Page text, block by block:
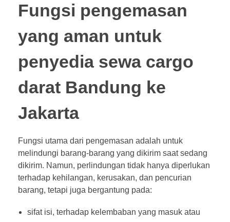
Fungsi pengemasan
yang aman untuk
penyedia sewa cargo
darat Bandung ke
Jakarta
Fungsi utama dari pengemasan adalah untuk
melindungi barang-barang yang dikirim saat sedang
dikirim. Namun, perlindungan tidak hanya diperlukan
terhadap kehilangan, kerusakan, dan pencurian
barang, tetapi juga bergantung pada:
sifat isi, terhadap kelembaban yang masuk atau